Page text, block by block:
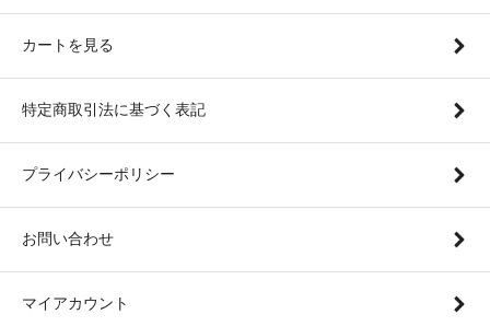
カートを見る
特定商取引法に基づく表記
プライバシーポリシー
お問い合わせ
マイアカウント